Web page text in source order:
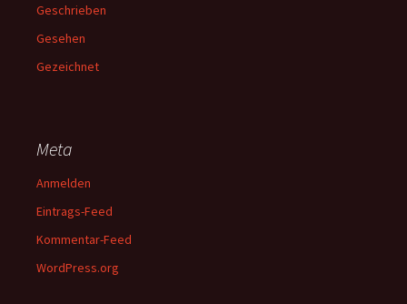
Geschrieben
Gesehen
Gezeichnet
Meta
Anmelden
Eintrags-Feed
Kommentar-Feed
WordPress.org